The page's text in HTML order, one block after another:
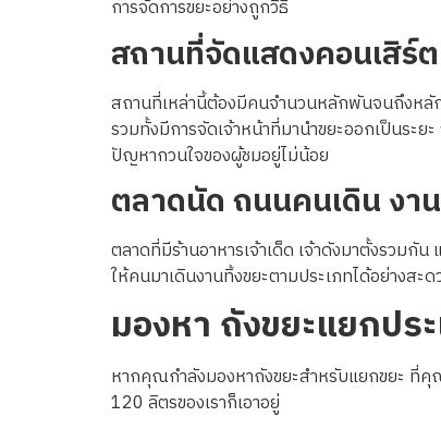
การจัดการขยะอย่างถูกวิธี
สถานที่จัดแสดงคอนเสิร์
สถานที่เหล่านี้ต้องมีคนจำนวนหลักพันจนถึงหลั
รวมทั้งมีการจัดเจ้าหน้าที่มานำขยะออกเป็นระย
ปัญหากวนใจของผู้ชมอยู่ไม่น้อย
ตลาดนัด ถนนคนเดินงา
ตลาดที่มีร้านอาหารเจ้าเด็ด เจ้าดังมาตั้งรวม
ให้คนมาเดินงานทิ้งขยะตามประเภทได้อย่างส
มองหา ถังขยะแยกปร
หากคุณกำลังมองหาถังขยะสำหรับแยกขยะ ที่คุ
120 ลิตรของเราก็เอาอยู่